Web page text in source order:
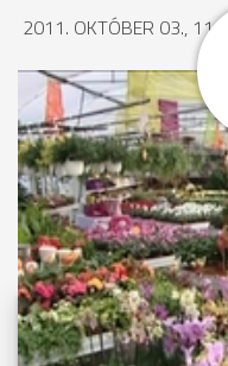
2011. OKTÓBER 03., 11:49
MEGOSZTÁS
Videóink